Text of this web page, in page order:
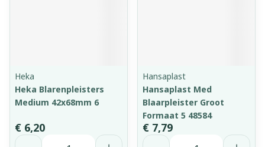
Heka
Heka Blarenpleisters
Medium 42x68mm 6
€ 6,20
Aantal
Hansaplast
Hansaplast Med
Blaarpleister Groot
Formaat 5 48584
€ 7,79
Aantal